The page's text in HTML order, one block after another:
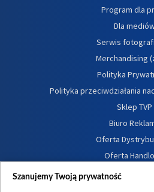
Program dla
Dla
Serwis
Merchandising
Polityka
Polityka przeciwdziałania
Sklep TVP
Biuro
Oferta
Oferta
Dostępność
Szanujemy Twoją prywatność